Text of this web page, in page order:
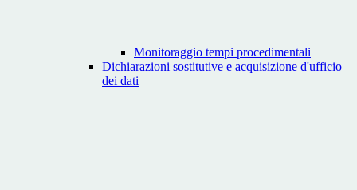
Monitoraggio tempi procedimentali
Dichiarazioni sostitutive e acquisizione d'ufficio
dei dati